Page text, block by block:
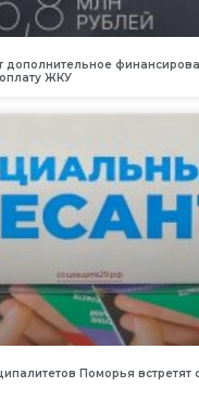
дополнительное
ЖКУ
Поморья встретят